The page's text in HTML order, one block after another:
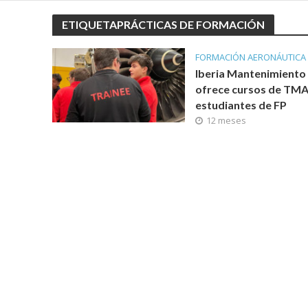
ETIQUETAPRÁCTICAS DE FORMACIÓN
FORMACIÓN AERONÁUTICA
Iberia Mantenimiento
ofrece cursos de
estudiantes de FP
12 meses